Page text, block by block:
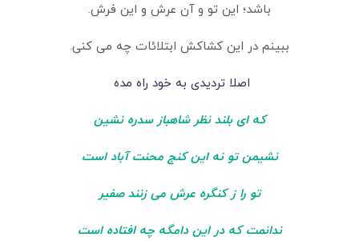
باشد؛ این تو و آن عرش و این فرش.
ببینم در این کشاکش ابتلائات چه می کنی.
اصلا تردیدی به خود راه مده
که ای بلند نظر شاهباز سدره نشین
نشیمن تو نه این کنج محنت آباد است
تو را ز کنگره عرش می زنند صفیر
ندانمت که در این دامگه چه افتاده است